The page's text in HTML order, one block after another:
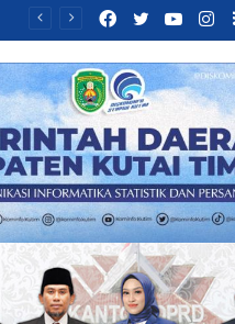
Twitter
Facebook